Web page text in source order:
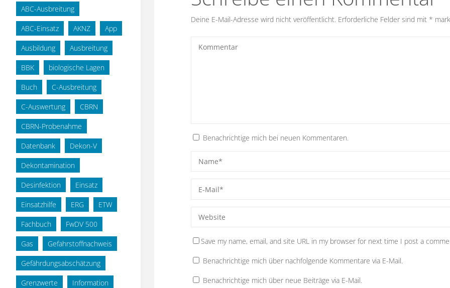
Deine E-Mail-Adresse wird nicht veröffentlicht. Erforderliche Felder sind mit *
Benachrichtige mich bei neuen Kommentaren.
Save my name, email, and site URL in my browser for next time I post a
Benachrichtige mich über nachfolgende Kommentare via E-Mail.
Benachrichtige mich über neue Beiträge via E-Mail.
ABC-Ausbreitung
ABC-Einsatz AKNZ App
Ausbildung Ausbreitung
BBK biologische Lagen
Buch C-Ausbreitung
C-Auswertung CBRN
CBRN-Probenahme
Datenbank Dekon-V
Dekontamination
Desinfektion Einsatz
Einsatzhilfe ERG ETW
Fachbuch FwDV 500
Gas Gefahrstoffnachweis
Gefährdungsabschätzung
Grenzwerte Information